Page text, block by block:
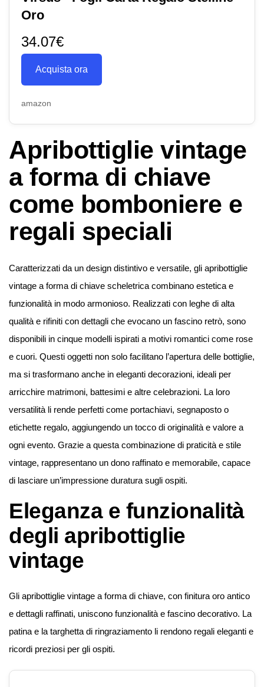
Oro
34.07€
Acquista ora
amazon
Apribottiglie vintage
a forma di chiave
come bomboniere e
regali speciali
Caratterizzati da un design distintivo e versatile, gli apribottiglie
vintage a forma di chiave scheletrica combinano estetica e
funzionalità in modo armonioso. Realizzati con leghe di alta
qualità e rifiniti con dettagli che evocano un fascino retrò, sono
disponibili in cinque modelli ispirati a motivi romantici come rose
e cuori. Questi oggetti non solo facilitano l’apertura delle bottiglie,
ma si trasformano anche in eleganti decorazioni, ideali per
arricchire matrimoni, battesimi e altre celebrazioni. La loro
versatilità li rende perfetti come portachiavi, segnaposto o
etichette regalo, aggiungendo un tocco di originalità e valore a
ogni evento. Grazie a questa combinazione di praticità e stile
vintage, rappresentano un dono raffinato e memorabile, capace
di lasciare un’impressione duratura sugli ospiti.
Eleganza e funzionalità
degli apribottiglie
vintage
Gli apribottiglie vintage a forma di chiave, con finitura oro antico
e dettagli raffinati, uniscono funzionalità e fascino decorativo. La
patina e la targhetta di ringraziamento li rendono regali eleganti e
ricordi preziosi per gli ospiti.